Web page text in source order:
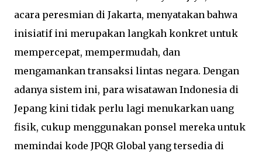
acara peresmian di Jakarta, menyatakan bahwa
inisiatif ini merupakan langkah konkret untuk
mempercepat, mempermudah, dan
mengamankan transaksi lintas negara. Dengan
adanya sistem ini, para wisatawan Indonesia di
Jepang kini tidak perlu lagi menukarkan uang
fisik, cukup menggunakan ponsel mereka untuk
memindai kode JPQR Global yang tersedia di